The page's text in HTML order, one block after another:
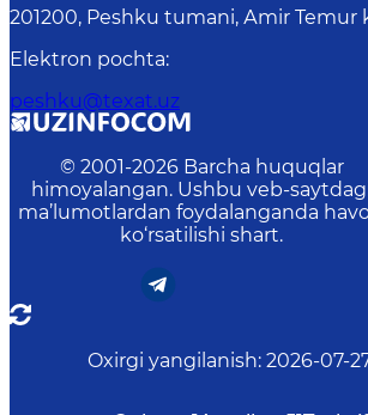
201200, Peshku tumani, Аmir Temur
Elektron pochta:
peshku@texat.uz
© 2001-2026 Barcha huquqlar
himoyalangan. Ushbu veb-
ma’lumotlardan foydalanganda
ko‘rsatilishi shart.
Oxirgi yangilanish: 2026-07-